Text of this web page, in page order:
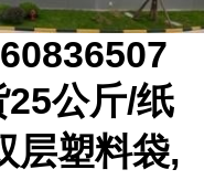
25公斤/纸
层塑料袋,